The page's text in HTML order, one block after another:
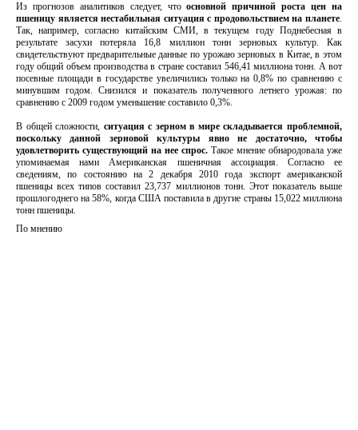
Из прогнозов аналитиков следует, чтоосновной причиной роста цен на
пшеницу является нестабильная ситуация с продовольствием на планете.
Так, например, согласно китайским СМИ, в текущем году Поднебесная в
результате засухи потеряла 16,8 миллион тонн зерновых культур. Как
свидетельствуют предварительные данные по урожаю зерновых в Китае, в этом
году общий объем производства в стране составил 546,41 миллиона тонн. А вот
посевные площади в государстве увеличились только на 0,8% по сравнению с
минувшим годом. Снизился и показатель полученного летнего урожая: по
сравнению с 2009 годом уменьшение составило 0,3%.
В общей сложности, ситуация с зерном в мире складывается проблемной,
поскольку данной зерновой культуры явно не достаточно, чтобы
удовлетворить существующий на нее спрос. Такое мнение обнародовала уже
упоминаемая нами Американская пшеничная ассоциация. Согласно ее
сведениям, по состоянию на 2 декабря 2010 года экспорт американской
пшеницы всех типов составил 23,737 миллионов тонн. Этот показатель выше
прошлогоднего на 58%, когда США поставила в другие страны 15,022 миллиона
тонн пшеницы.
По мнению